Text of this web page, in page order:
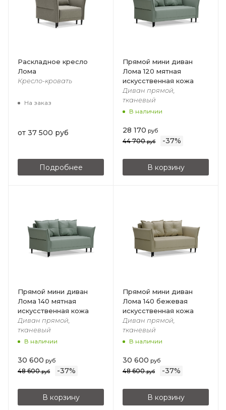
Раскладное кресло
Лома
Кресло-кровать
На заказ
от 37 500 руб
Подробнее
Прямой мини диван
Лома 120 мятная
искусственная кожа
Диван прямой,
тканевый
В наличии
28 170 руб
44 700руб -37%
В корзину
Прямой мини диван
Лома 140 мятная
искусственная кожа
Диван прямой,
тканевый
В наличии
30 600 руб
48 600руб -37%
В корзину
Прямой мини диван
Лома 140 бежевая
искусственная кожа
Диван прямой,
тканевый
В наличии
30 600 руб
48 600руб -37%
В корзину